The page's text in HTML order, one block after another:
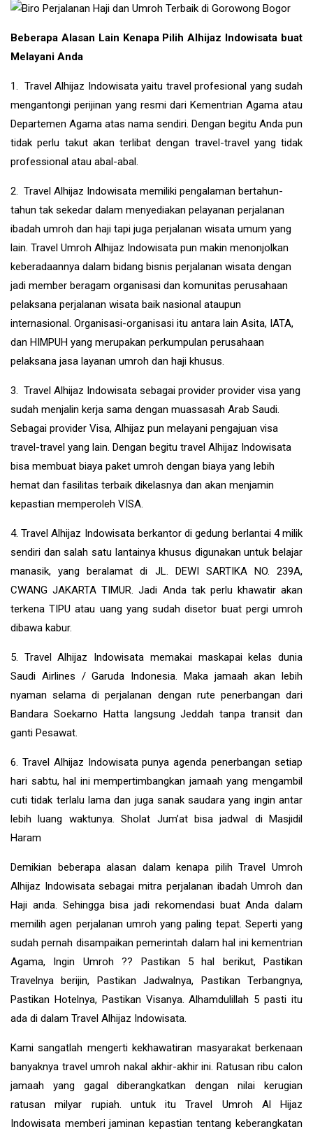
Beberapa Alasan Lain Kenapa Pilih Alhijaz Indowisata buat
Melayani Anda
1. Travel Alhijaz Indowisata yaitu travel profesional yang sudah
mengantongi perijinan yang resmi dari Kementrian Agama atau
Departemen Agama atas nama sendiri. Dengan begitu Anda pun
tidak perlu takut akan terlibat dengan travel-travel yang tidak
professional atau abal-abal.
2. Travel Alhijaz Indowisata memiliki pengalaman bertahun-
tahun tak sekedar dalam menyediakan pelayanan perjalanan
ibadah umroh dan haji tapi juga perjalanan wisata umum yang
lain. Travel Umroh Alhijaz Indowisata pun makin menonjolkan
keberadaannya dalam bidang bisnis perjalanan wisata dengan
jadi member beragam organisasi dan komunitas perusahaan
pelaksana perjalanan wisata baik nasional ataupun
internasional. Organisasi-organisasi itu antara lain Asita, IATA,
dan HIMPUH yang merupakan perkumpulan perusahaan
pelaksana jasa layanan umroh dan haji khusus.
3. Travel Alhijaz Indowisata sebagai provider provider visa yang
sudah menjalin kerja sama dengan muassasah Arab Saudi.
Sebagai provider Visa, Alhijaz pun melayani pengajuan visa
travel-travel yang lain. Dengan begitu travel Alhijaz Indowisata
bisa membuat biaya paket umroh dengan biaya yang lebih
hemat dan fasilitas terbaik dikelasnya dan akan menjamin
kepastian memperoleh VISA.
4. Travel Alhijaz Indowisata berkantor di gedung berlantai 4 milik
sendiri dan salah satu lantainya khusus digunakan untuk belajar
manasik, yang beralamat di JL. DEWI SARTIKA NO. 239A,
CWANG JAKARTA TIMUR. Jadi Anda tak perlu khawatir akan
terkena TIPU atau uang yang sudah disetor buat pergi umroh
dibawa kabur.
5. Travel Alhijaz Indowisata memakai maskapai kelas dunia
Saudi Airlines / Garuda Indonesia. Maka jamaah akan lebih
nyaman selama di perjalanan dengan rute penerbangan dari
Bandara Soekarno Hatta langsung Jeddah tanpa transit dan
ganti Pesawat.
6. Travel Alhijaz Indowisata punya agenda penerbangan setiap
hari sabtu, hal ini mempertimbangkan jamaah yang mengambil
cuti tidak terlalu lama dan juga sanak saudara yang ingin antar
lebih luang waktunya. Sholat Jum’at bisa jadwal di Masjidil
Haram
Demikian beberapa alasan dalam kenapa pilih Travel Umroh
Alhijaz Indowisata sebagai mitra perjalanan ibadah Umroh dan
Haji anda. Sehingga bisa jadi rekomendasi buat Anda dalam
memilih agen perjalanan umroh yang paling tepat. Seperti yang
sudah pernah disampaikan pemerintah dalam hal ini kementrian
Agama, Ingin Umroh ?? Pastikan 5 hal berikut, Pastikan
Travelnya berijin, Pastikan Jadwalnya, Pastikan Terbangnya,
Pastikan Hotelnya, Pastikan Visanya. Alhamdulillah 5 pasti itu
ada di dalam Travel Alhijaz Indowisata.
Kami sangatlah mengerti kekhawatiran masyarakat berkenaan
banyaknya travel umroh nakal akhir-akhir ini. Ratusan ribu calon
jamaah yang gagal diberangkatkan dengan nilai kerugian
ratusan milyar rupiah. untuk itu Travel Umroh Al Hijaz
Indowisata memberi jaminan kepastian tentang keberangkatan